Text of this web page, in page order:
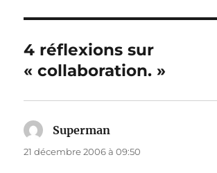
4 réflexions sur
« collaboration. »
Superman
21 décembre 2006 à 09:50